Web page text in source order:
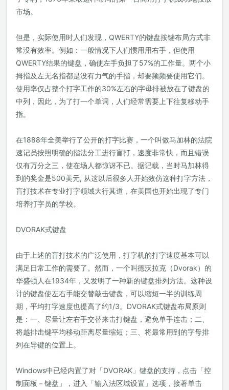
市场。
但是，实际使用时人们发现，QWERTY的键盘按键布局方式非
常没有效率。例如：一般情况下人们惯用用右手，但使用
QWERTY结果的键盘，确使左手负担了57%的工作量。两个小
拇指及左无名指都是没有力气的手指，却要频频要使用它们。
使用率仅占整个打字工作的30%左右的字母排被放在了键盘的
中列，因此，为了打一个单词，人们经常需要上下往复移动手
指。
在1888年全美举行了公开的打字比赛，一个叫做马加林的法院
速记员按照明确的指法分工进行盲打，速度非常快，而且错误
仅有万分之三，使在场人都惊讶不已。据记载，当时马加林得
到的奖金是500美元, 从这以后很多人开始效仿这种打字方法，
盲打技术在专业打字领域大行其道，在美国也开始出现了专门
培养打字员的学校。
DVORAK式键盘
由于上述的盲打技术的广泛使用，打字机的打字速度基本可以
满足日常工作的需要了。然而，一个叫德沃拉克（Dvorak）的
华盛顿人在1934年，又发明了一种新的键盘排列方法。这种设
计的键盘使左右手能交替敲击键盘，可以缩短一半的训练周
期，平均打字速度也提高了约1/3。DVORAK式键盘布局原则
是：一、尽量让左右手交替来击打键盘，避免单手连击；二、
将越排击键平均移动距离尽量缩短；三、将最常用到的字母排
列在导键的位置上。
Windows中已经内置了对「DVORAK」键盘的支持，点击「控
制面板－键盘」，进入「输入法区域设置」选项，接著单击